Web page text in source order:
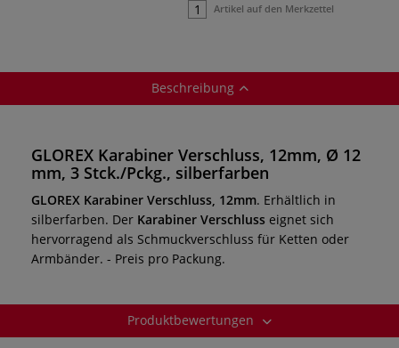
Artikel auf den Merkzettel
Beschreibung
GLOREX Karabiner Verschluss, 12mm, Ø 12
mm, 3 Stck./Pckg., silberfarben
GLOREX Karabiner Verschluss, 12mm. Erhältlich in
silberfarben. Der Karabiner Verschluss eignet sich
hervorragend als Schmuckverschluss für Ketten oder
Armbänder. - Preis pro Packung.
Produktbewertungen